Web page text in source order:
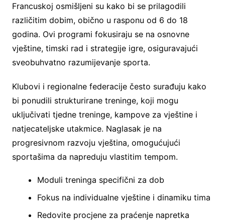
Francuskoj osmišljeni su kako bi se prilagodili
različitim dobim, obično u rasponu od 6 do 18
godina. Ovi programi fokusiraju se na osnovne
vještine, timski rad i strategije igre, osiguravajući
sveobuhvatno razumijevanje sporta.
Klubovi i regionalne federacije često surađuju kako
bi ponudili strukturirane treninge, koji mogu
uključivati tjedne treninge, kampove za vještine i
natjecateljske utakmice. Naglasak je na
progresivnom razvoju vještina, omogućujući
sportašima da napreduju vlastitim tempom.
Moduli treninga specifični za dob
Fokus na individualne vještine i dinamiku tima
Redovite procjene za praćenje napretka